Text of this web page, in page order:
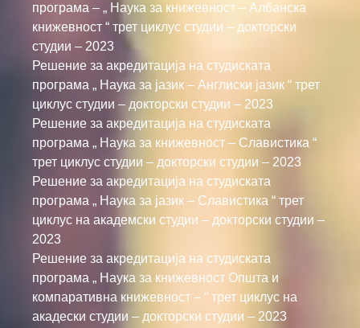
програма – „ Наука за книжевност – Албанска
книжевност “ трет циклус студии – докторски
студии – 2023
Решение за акредитација на студиската
програма „ Наука за јазик – Англиски јазик “ трет
циклус студии – докторски студии – 2023
Решение за акредитација на студиската
програма „ Наука за книжевност – Славистика “
трет циклус студии – докторски студии – 2023
Решение за акредитација на студиската
програма „ Наука за јазик – Славистика “ трет
циклус на академски студии – докторски студии –
2023
Решение за акредитација на студиската
програма „ Наука за книжевност Општа и
компаративна книжевност – “ трет циклус на
акадески студии – докторски студии – 2023